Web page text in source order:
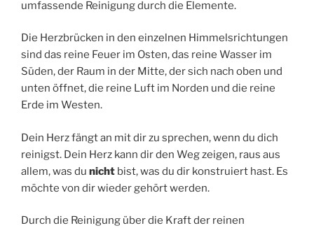
umfassende Reinigung durch die Elemente.
Die Herzbrücken in den einzelnen Himmelsrichtungen
sind das reine Feuer im Osten, das reine Wasser im
Süden, der Raum in der Mitte, der sich nach oben und
unten öffnet, die reine Luft im Norden und die reine
Erde im Westen.
Dein Herz fängt an mit dir zu sprechen, wenn du dich
reinigst. Dein Herz kann dir den Weg zeigen, raus aus
allem, was du nicht bist, was du dir konstruiert hast. Es
möchte von dir wieder gehört werden.
Durch die Reinigung über die Kraft der reinen